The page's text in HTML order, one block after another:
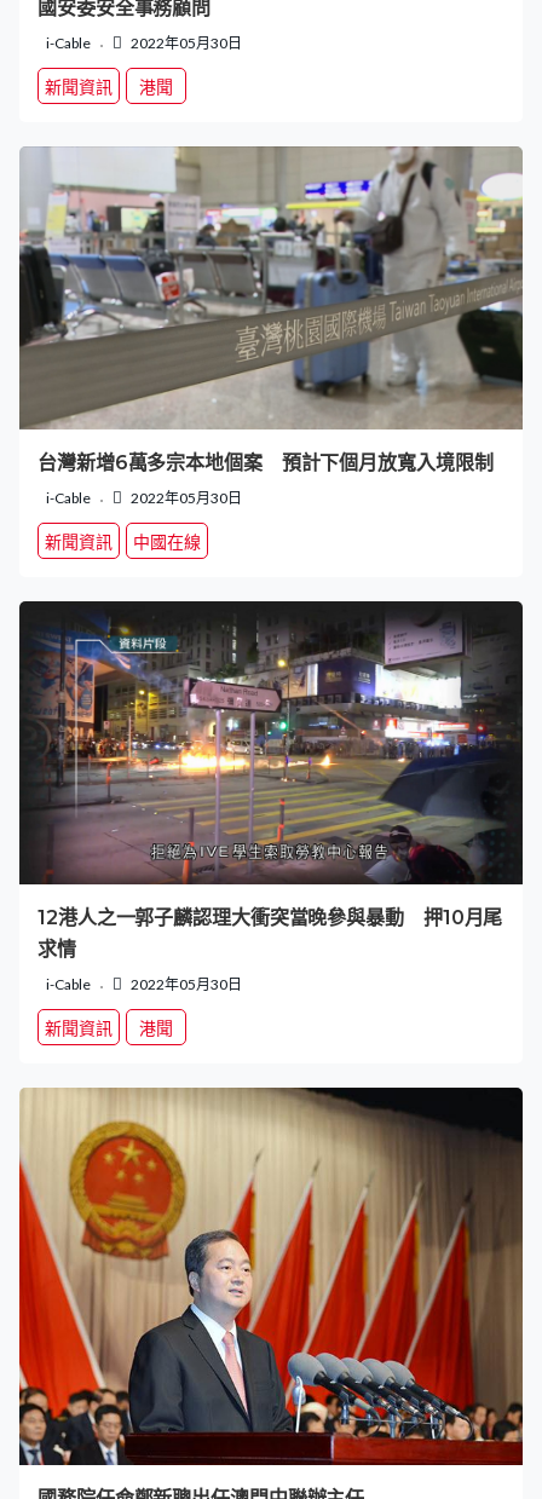
國安委安全事務顧問
i-Cable 2022年05月30日
新聞資訊 港聞
台灣新增6萬多宗本地個案 預計下個月放寬入境限制
i-Cable 2022年05月30日
新聞資訊 中國在線
12港人之一郭子麟認理大衝突當晚參與暴動 押10月尾
求情
i-Cable 2022年05月30日
新聞資訊 港聞